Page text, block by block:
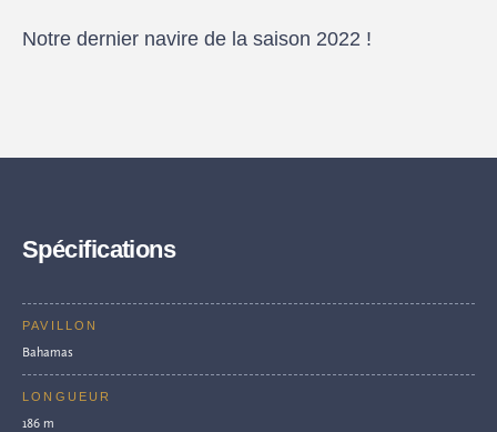
Notre dernier navire de la saison 2022 !
Spécifications
PAVILLON
Bahamas
LONGUEUR
186 m